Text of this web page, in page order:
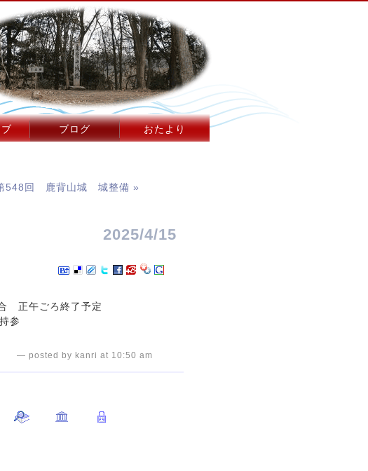
ブログ おたより
548回 鹿背山城 城整備 »
2025/4/15
正午ごろ終了予定
参
— posted by kanri at 10:50 am